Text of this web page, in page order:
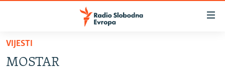
Pređite
glavni
VIJESTI
MOSTAR